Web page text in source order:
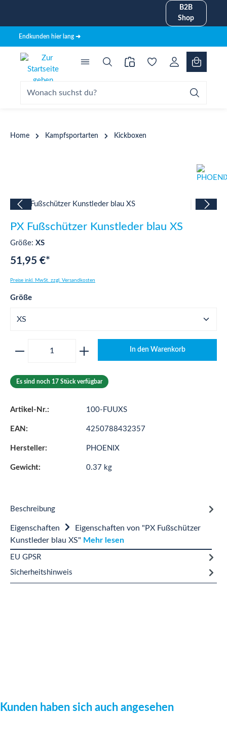
B2B
Shop
Endkunden hier lang ➜
Home Kampfsportarten Kickboxen
Bildergalerie überspringen
PX Fußschützer Kunstleder blau XS
Größe: XS
51,95 €*
Preise inkl. MwSt. zzgl. Versandkosten
Größeauswählen
Produkt Anzahl: Gib den gewünschten
In den Warenkorb
Es sind noch 17 Stück verfügbar
Artikel-Nr.: 100-FUUXS
EAN: 4250788432357
Hersteller: PHOENIX
Gewicht: 0.37 kg
Beschreibung
Eigenschaften
Eigenschaften von "PX Fußschützer
Kunstleder blau XS" Mehr lesen
EU GPSR
Sicherheitshinweis
Produktgalerie überspringen
Kunden haben sich auch angesehen